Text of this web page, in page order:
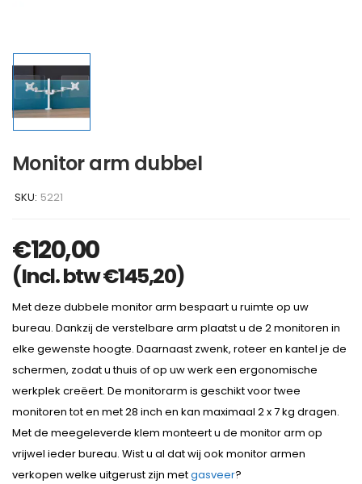
Monitor arm dubbel
SKU: 5221
€120,00
(Incl. btw€145,20)
Met deze dubbele monitor arm bespaart u ruimte op uw
bureau. Dankzij de verstelbare arm plaatst u de 2 monitoren in
elke gewenste hoogte. Daarnaast zwenk, roteer en kantel je de
schermen, zodat u thuis of op uw werk een ergonomische
werkplek creëert. De monitorarm is geschikt voor twee
monitoren tot en met 28 inch en kan maximaal 2 x 7 kg dragen.
Met de meegeleverde klem monteert u de monitor arm op
vrijwel ieder bureau. Wist u al dat wij ook monitor armen
verkopen welke uitgerust zijn metgasveer?